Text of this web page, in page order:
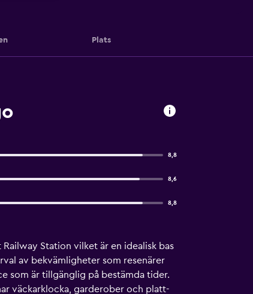
Plats
8,8
8,6
8,8
Station vilket är en idealisk bas
av bekvämligheter som resenärer
som är tillgänglig på bestämda tider.
väckarklocka, garderober och platt-